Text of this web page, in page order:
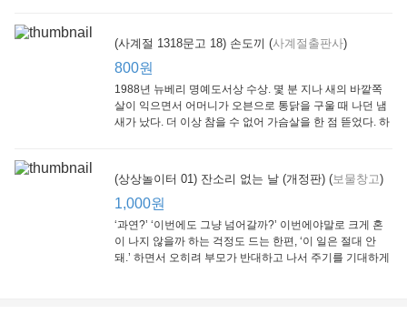
큰솔(토토북)
동아일보사
(사계절 1318문고 18) 손도끼 (사계절출판사)
800원
1988년 뉴베리 명예도서상 수상. 몇 분 지나 새의 바깥쪽
살이 익으면서 어머니가 오븐으로 통닭을 구울 때 나던 냄
새가 났다. 더 이상 참을 수 없어 가슴살을 한 점 뜯었다. 하
(상상놀이터 01) 잔소리 없는 날 (개정판) (보물창고)
1,000원
‘과연?’ ‘이번에도 그냥 넘어갈까?’ 이번에야말로 크게 혼
이 나지 않을까 하는 걱정도 드는 한편, ‘이 일은 절대 안
돼.’ 하면서 오히려 부모가 반대하고 나서 주기를 기대하게